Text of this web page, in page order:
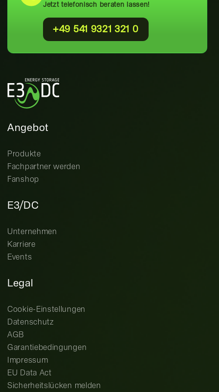
Jetzt telefonisch beraten lassen!
+49 541 9321 321 0
Angebot
Produkte
Fachpartner werden
Fanshop
E3/DC
Unternehmen
Karriere
Events
Legal
Cookie-Einstellungen
Datenschutz
AGB
Garantiebedingungen
Impressum
EU Data Act
Sicherheitslücken melden